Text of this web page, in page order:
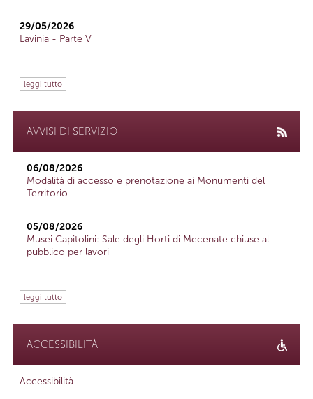
29/05/2026
Lavinia - Parte V
leggi tutto
AVVISI DI SERVIZIO
06/08/2026
Modalità di accesso e prenotazione ai Monumenti del
Territorio
05/08/2026
Musei Capitolini: Sale degli Horti di Mecenate chiuse al
pubblico per lavori
leggi tutto
ACCESSIBILITÀ
Accessibilità